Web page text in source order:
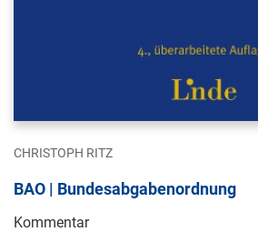
CHRISTOPH RITZ
BAO | Bundesabgabenordnung
Kommentar